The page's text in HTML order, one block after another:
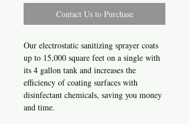
Contact Us to Purchase
Our electrostatic sanitizing sprayer coats
up to 15,000 square feet on a single with
its 4 gallon tank and increases the
efficiency of coating surfaces with
disinfectant chemicals, saving you money
and time.